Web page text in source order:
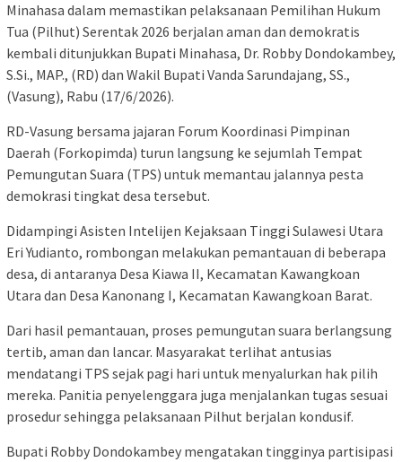
Minahasa dalam memastikan pelaksanaan Pemilihan Hukum
Tua (Pilhut) Serentak 2026 berjalan aman dan demokratis
kembali ditunjukkan Bupati Minahasa, Dr. Robby Dondokambey,
S.Si., MAP., (RD) dan Wakil Bupati Vanda Sarundajang, SS.,
(Vasung), Rabu (17/6/2026).
RD-Vasung bersama jajaran Forum Koordinasi Pimpinan
Daerah (Forkopimda) turun langsung ke sejumlah Tempat
Pemungutan Suara (TPS) untuk memantau jalannya pesta
demokrasi tingkat desa tersebut.
Didampingi Asisten Intelijen Kejaksaan Tinggi Sulawesi Utara
Eri Yudianto, rombongan melakukan pemantauan di beberapa
desa, di antaranya Desa Kiawa II, Kecamatan Kawangkoan
Utara dan Desa Kanonang I, Kecamatan Kawangkoan Barat.
Dari hasil pemantauan, proses pemungutan suara berlangsung
tertib, aman dan lancar. Masyarakat terlihat antusias
mendatangi TPS sejak pagi hari untuk menyalurkan hak pilih
mereka. Panitia penyelenggara juga menjalankan tugas sesuai
prosedur sehingga pelaksanaan Pilhut berjalan kondusif.
Bupati Robby Dondokambey mengatakan tingginya partisipasi